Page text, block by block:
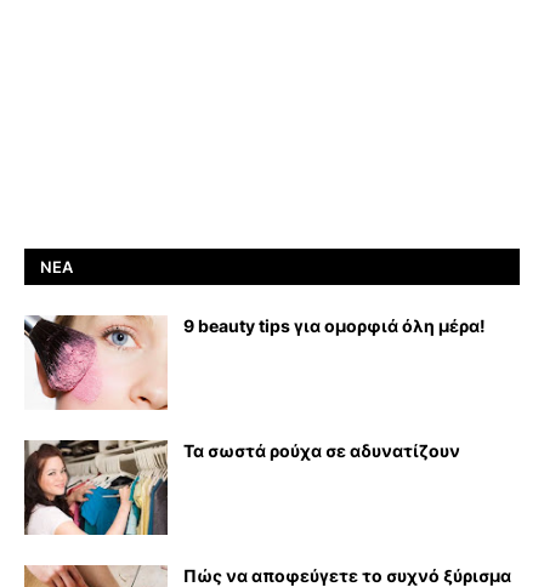
ΝΈΑ
9 beauty tips για ομορφιά όλη μέρα!
Τα σωστά ρούχα σε αδυνατίζουν
Πώς να αποφεύγετε το συχνό ξύρισμα